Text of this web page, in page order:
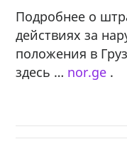
Подробнее о
действиях за
положения в
здесь … nor.ge .